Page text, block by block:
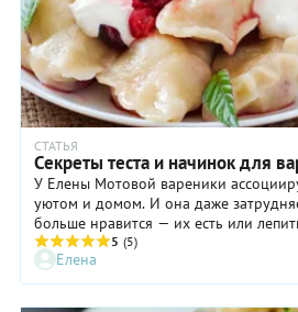
СТАТЬЯ
Секреты теста и начинок для
У Елены Мотовой вареники
уютом и домом. И она даже
больше нравится — их есть или
5 (5)
Елена